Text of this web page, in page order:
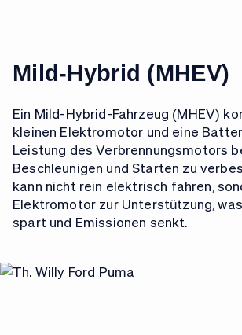
Mild-Hybrid (MHEV)
Ein Mild-Hybrid-Fahrzeug (MHEV)
kleinen Elektromotor und eine
Leistung des Verbrennungsmotors
Beschleunigen und Starten zu
kann nicht rein elektrisch fahren,
Elektromotor zur Unterstützung,
spart und Emissionen senkt.